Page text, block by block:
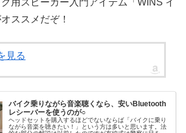
用スピーカー入門アイテム「WINS イ
ススメだぞ！
見る
バイク乗りながら音楽聴くなら、安いBluetooth
レシーバーを使うのが○
ヘッドセットを購入するほどでないならば「バイクに乗り
ながら音楽を聴きたい！」という方は多いと思います。法